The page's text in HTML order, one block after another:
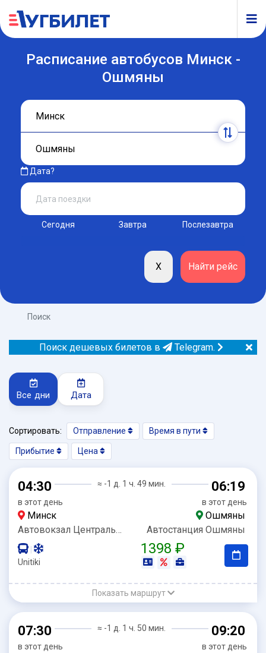
Расписание автобусов Минск -
Ошмяны
Дата?
Сегодня Завтра Послезавтра
Поиск
Поиск дешевых билетов в Telegram.
Все дни Дата
Сортировать: Отправление Время в пути
Прибытие Цена
04:30
в этот день
≈ -1 д. 1 ч. 49 мин. 06:19
в этот день
Минск
Ошмяны
Автовокзал Центральный
Автостанция Ошмяны
Unitiki
1398 ₽
Показать маршрут
07:30
в этот день
≈ -1 д. 1 ч. 50 мин. 09:20
в этот день